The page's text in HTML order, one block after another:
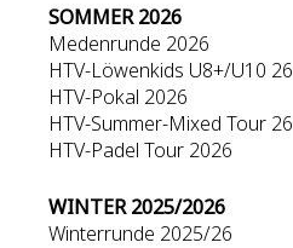
SOMMER 2026
Medenrunde 2026
HTV-Löwenkids U8+/U10 26
HTV-Pokal 2026
HTV-Summer-Mixed Tour 26
HTV-Padel Tour 2026
WINTER 2025/2026
Winterrunde 2025/26